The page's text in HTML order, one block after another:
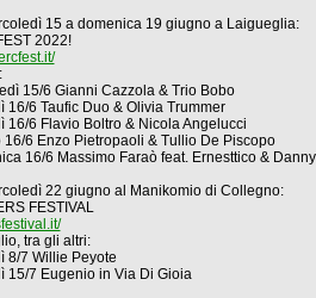
15 a domenica 19 giugno a Laigueglia:
2022!
15/6 Gianni Cazzola & Trio Bobo
16/6 Taufic Duo & Olivia Trummer
16/6 Flavio Boltro & Nicola Angelucci
16/6 Enzo Pietropaoli & Tullio De Piscopo
16/6 Massimo Faraò feat. Ernesttico &
22 giugno al Manikomio di Collegno:
FESTIVAL
tra gli altri:
8/7 Willie Peyote
15/7 Eugenio in Via Di Gioia